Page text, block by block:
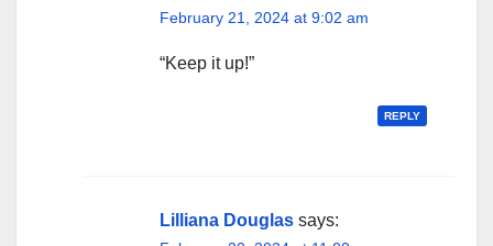
February 21, 2024 at 9:02 am
“Keep it up!”
REPLY
Lilliana Douglas says: